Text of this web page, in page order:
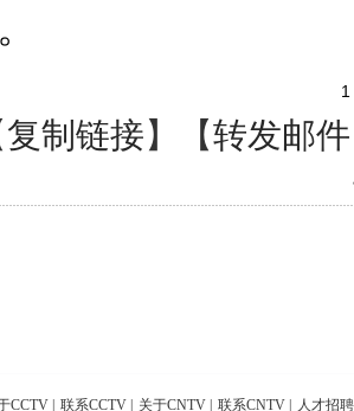
1
复制链接】【转发邮件
CCTV | 联系CCTV | 关于CNTV | 联系CNTV | 人才招聘